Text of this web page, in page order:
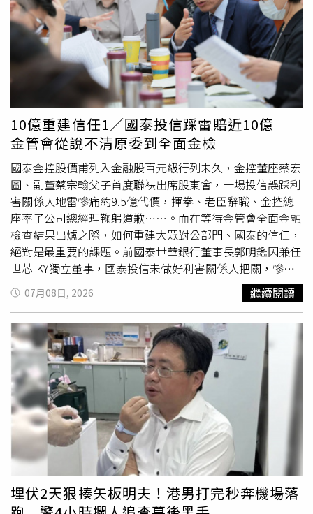
有深遠的學術傳承意義。賴清德表示，未來政府將持續投入
更多資源，推動「投資未來世代」各項計畫，透過教育、科
技及國家發展政策的整體布局，強化科研新血培育、延攬國
際菁英並深化國際合作，讓更多優秀人才願意在台灣發展，
打造台灣成為國際學術發展重鎮。賴清德強調，學術研究是
一條漫長的道路，也感謝在場院士家人的鼓勵與體諒，讓院
士得以追求卓越，在國際學術舞台持續發光發熱，並祝福台
灣未來持續進步，也感謝所有院士的努力。隨後，賴清德、
蕭美琴副總統及中央研究院院長陳建仁共同舉杯，向與會院
士及眷屬祝酒。
10億重建信任1／國泰投信踩雷賠近10億
金管會從說不清原委到全面金檢
國泰金控股價甫列入金融股百元級行列未久，金控董座蔡宏
圖、副董蔡宗翰父子首度聯袂出席股東會，一場投信誤踩利
害關係人地雷慘痛約9.5億代價，揮拳、老臣辭職、金控總
座率子公司總經理鞠躬道歉……。而在等待金管會全面金融
檢查結果出爐之際，如何重建大眾對公部門、國泰的信任，
絕對是最重要的課題。前國泰世華銀行董事長郭明鑑因兼任
世芯-KY獨立董事，國泰投信未做好利害關係人把關，慘賠
近10億元的風波，今年1月國泰例行性檢查赫然發現出事
了，並緊急通報金管會，已就全委部分先補償法人客戶共達
4.54億元。此時，金管會、國泰金皆未公開發生此事。國泰
投信於2026年6月15日在官網的一則「基金淨值重新核算暨
投資人權益保障」公告，掀開10億天價踩雷風暴。（圖／截
自國泰投信官網）6月15日，國泰投信在自家官網的一則8
檔基金淨值重新核算公告，引發媒體好奇、追問公司與金管
會，結果金管會、國泰皆回答不出是人為疏漏申報、亦或是
勾稽系統哪裡失靈；僅知道結果，即是該部分涉及到5萬多
名受益人權益，賠償損失共達4.9億元，加計前述的全委補
償，總計9.44億元。直到6月23日蔡宏圖弟弟蔡鎮宇登門
「揮拳」，並以股東身分發聲追究督責，讓國泰宛如八點檔
霹靂劇情天天登上媒體，面對輿論與各界議論，相關單位、
人物上緊發條地開始公開面對。按過往慣例，國泰金控董事
07月08日, 2026 繼續閱讀
埋伏2天狠揍矢板明夫！港男打完秒奔機場落